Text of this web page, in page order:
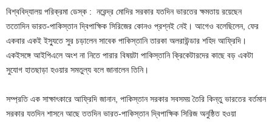
বিশ্ববিদ্যালয় পরিক্রমা ডেস্ক : নরেন্দ্র মোদির সরকার যতদিন ভারতের ক্ষমতায় রয়েছেন
ততোদিন ভারত-পাকিস্তান দ্বিপাক্ষিক সিরিজের কোনও প্রশ্নই নেই। আগেও বলেছিলেন, ফের
একবার একই ইস্যুতে সুর চড়ালেন সাবেক পাকিস্তানি তারকা অলরাউন্ডার শহিদ আফ্রিদি।
একইসঙ্গে আইপিএলে অংশ না নিতে পারার বিষয়টা পাকিস্তানি ক্রিকেটারদের কাছে বড় একটা
সুযোগ হাতছাড়া হওয়ার সমতুল্য বলে জানালেন তিনি।
সম্প্রতি এক সাক্ষাৎকারে আফ্রিদি জানান, পাকিস্তান সরকার সবসময় তৈরি কিন্তু ভারতের বর্তমান
সরকার যতদিন শাসনে আছে ততদিন ভারত-পাকিস্তান দ্বিপাক্ষিক সিরিজ অনুষ্ঠিত হওয়া